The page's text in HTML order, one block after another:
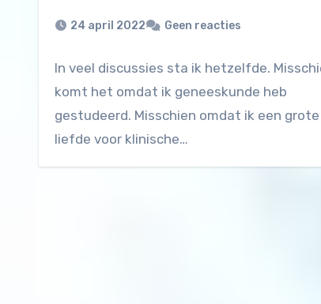
24 april 2022 Geen reacties
In veel discussies sta ik hetzelfde.
komt het omdat ik geneeskunde heb
gestudeerd. Misschien omdat ik een grote
liefde voor klinische…